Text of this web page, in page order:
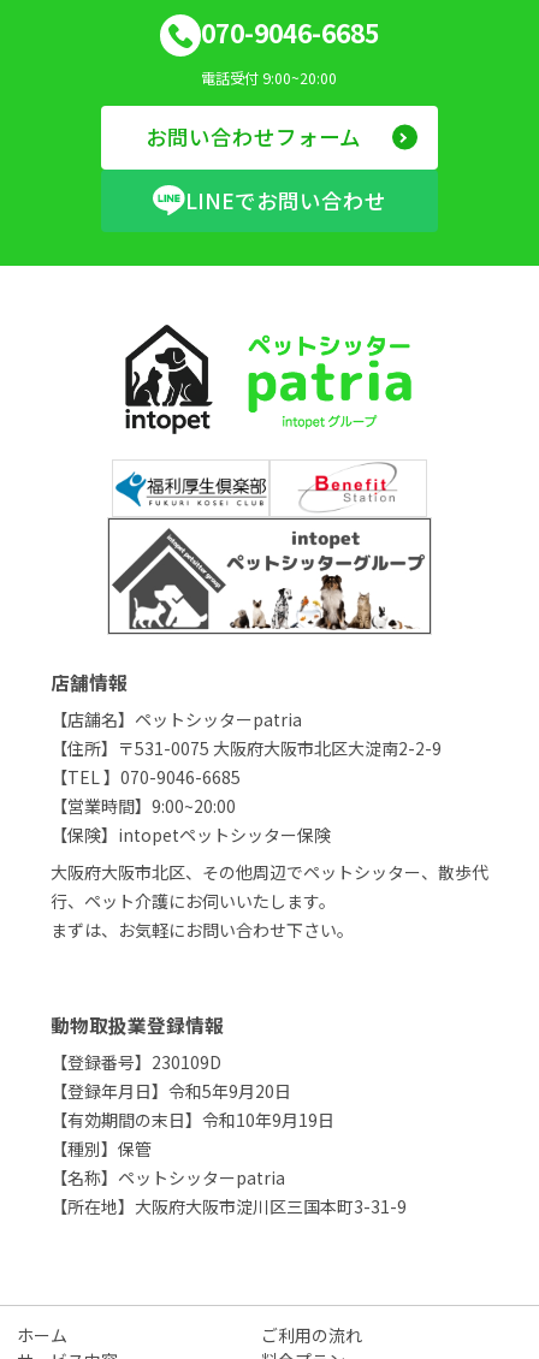
070-9046-6685
電話受付 9:00~20:00
お問い合わせフォーム
LINEでお問い合わせ
店舗情報
【店舗名】ペットシッターpatria
【住所】〒531-0075 大阪府大阪市北区大淀南2-2-9
【TEL 】070-9046-6685
【営業時間】9:00~20:00
【保険】intopetペットシッター保険
大阪府大阪市北区、その他周辺でペットシッター、散歩代
行、ペット介護にお伺いいたします。
まずは、お気軽にお問い合わせ下さい。
動物取扱業登録情報
【登録番号】230109D
【登録年月日】令和5年9月20日
【有効期間の末日】令和10年9月19日
【種別】保管
【名称】ペットシッターpatria
【所在地】大阪府大阪市淀川区三国本町3-31-9
ホーム
ご利用の流れ